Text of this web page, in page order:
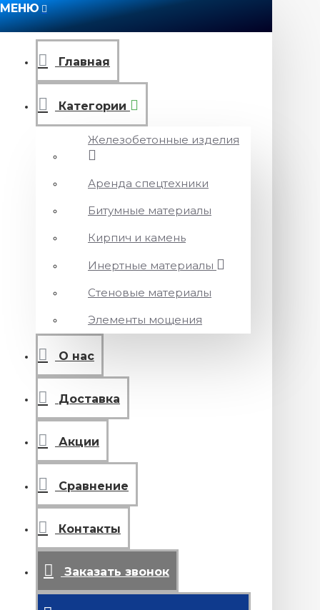
МЕНЮ
Главная
Категории
Железобетонные изделия
Аренда спецтехники
Битумные материалы
Кирпич и камень
Инертные материалы
Стеновые материалы
Элементы мощения
О нас
Доставка
Акции
Сравнение
Контакты
Заказать звонок